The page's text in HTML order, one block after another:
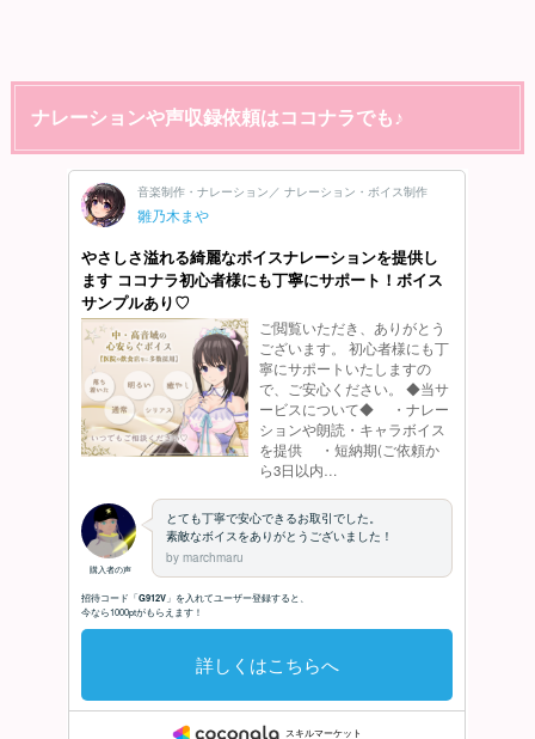
ナレーションや声収録依頼はココナラでも♪